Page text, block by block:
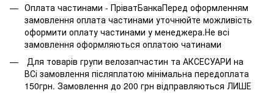
Оплата частинами - ПріватБанкаПеред оформленням
замовлення оплата частинами уточнюйте можливість
оформити оплату частинами у менеджера.Не всі
замовлення оформляються оплатою чатинами
Для товарів групи велозапчастин та АКСЕСУАРИ на
ВСі замовлення післяплатою мінімальна передоплата
150грн. Замовлення до 200 грн відправляються ЛИШЕ